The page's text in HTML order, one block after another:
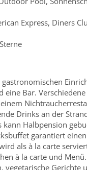
Express, Diners
gastronomischen
eine Bar.
Drinks an der
Halbpension
garantiert
als à la carte
à la carte und
vegetarische Gerichte